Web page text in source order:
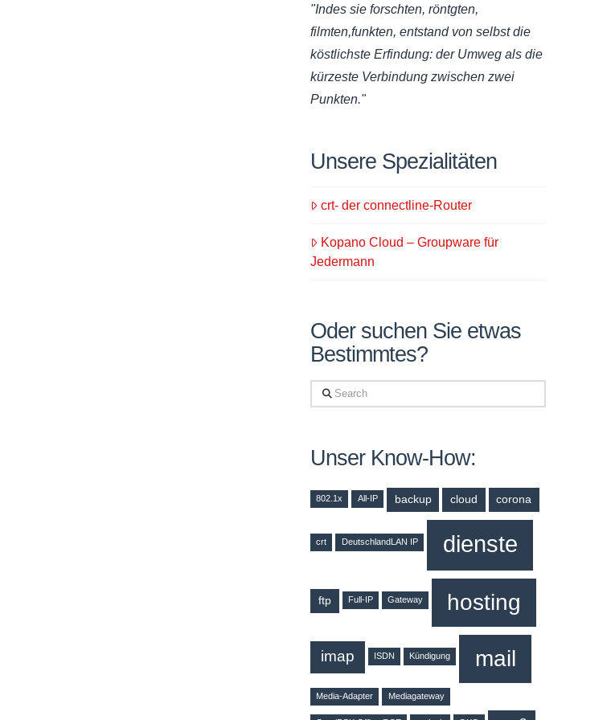
"Indes sie forschten, röntgten,
filmten,funkten, entstand von selbst die
köstlichste Erfindung: der Umweg als die
kürzeste Verbindung zwischen zwei
Punkten."
Unsere Spezialitäten
crt- der connectline-Router
Kopano Cloud – Groupware für
Jedermann
Oder suchen Sie etwas
Bestimmtes?
Search
Unser Know-How:
802.1x All-IP backup cloud corona
crt DeutschlandLAN IP dienste
ftp Full-IP Gateway hosting
imap ISDN Kündigung mail
Media-Adapter Mediagateway